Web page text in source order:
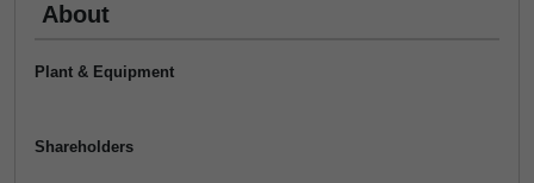
About
Plant & Equipment
Shareholders